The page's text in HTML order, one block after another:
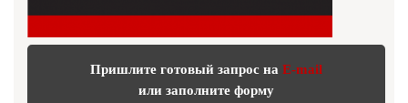
Пришлите готовый запрос на E-mail
или заполните форму